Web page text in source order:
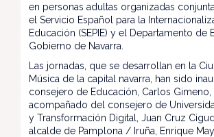
en personas adultas organizadas
el Servicio Español para la
Educación (SEPIE) y el Departamento de
Gobierno de Navarra.
Las jornadas, que se desarrollan en la
Música de la capital navarra, han sido
consejero de Educación, Carlos Gimeno,
acompañado del consejero de
y Transformación Digital, Juan Cruz
alcalde de Pamplona / Iruña, Enrique